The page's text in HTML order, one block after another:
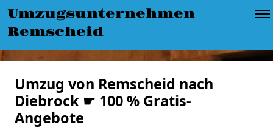
Umzugsunternehmen
Remscheid
Umzug von Remscheid nach
Diebrock ☛ 100 % Gratis-
Angebote